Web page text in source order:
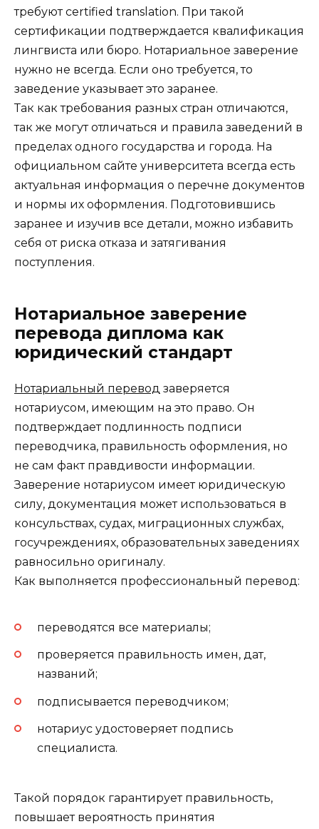
требуют certified translation. При такой
сертификации подтверждается квалификация
лингвиста или бюро. Нотариальное заверение
нужно не всегда. Если оно требуется, то
заведение указывает это заранее.
Так как требования разных стран отличаются,
так же могут отличаться и правила заведений в
пределах одного государства и города. На
официальном сайте университета всегда есть
актуальная информация о перечне документов
и нормы их оформления. Подготовившись
заранее и изучив все детали, можно избавить
себя от риска отказа и затягивания
поступления.
Нотариальное заверение
перевода диплома как
юридический стандарт
Нотариальный перевод заверяется
нотариусом, имеющим на это право. Он
подтверждает подлинность подписи
переводчика, правильность оформления, но
не сам факт правдивости информации.
Заверение нотариусом имеет юридическую
силу, документация может использоваться в
консульствах, судах, миграционных службах,
госучреждениях, образовательных заведениях
равносильно оригиналу.
Как выполняется профессиональный перевод:
переводятся все материалы;
проверяется правильность имен, дат,
названий;
подписывается переводчиком;
нотариус удостоверяет подпись
специалиста.
Такой порядок гарантирует правильность,
повышает вероятность принятия